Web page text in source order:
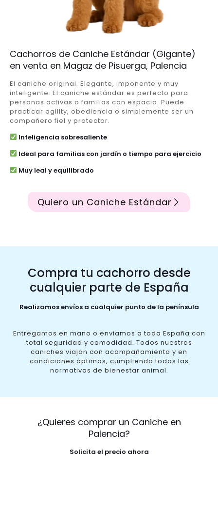
Cachorros de Caniche Estándar (Gigante)
en venta en Magaz de Pisuerga, Palencia
El caniche original. Elegante, imponente y muy
inteligente. El caniche estándar es perfecto para
personas activas o familias con espacio. Puede
practicar agility, obediencia o simplemente ser un
compañero fiel y protector.
Inteligencia sobresaliente
Ideal para familias con jardín o tiempo para ejercicio
Muy leal y equilibrado
Quiero un Caniche Estándar
Compra tu cachorro desde
cualquier parte de España
Realizamos envíos a cualquier punto de la península
Entregamos en mano o enviamos a toda España con
total seguridad y comodidad. Todos nuestros
caniches viajan con acompañamiento y en
condiciones óptimas, cumpliendo todas las
normativas de bienestar animal.
¿Quieres comprar un Caniche en
Palencia?
Solicita el precio ahora